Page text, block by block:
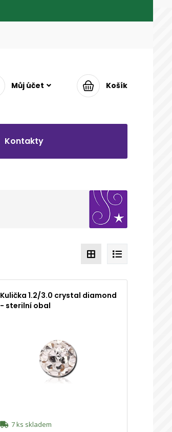
Můj účet Košík
Kontakty
Kulička 1.2/3.0 crystal diamond
- sterilní obal
7 ks skladem